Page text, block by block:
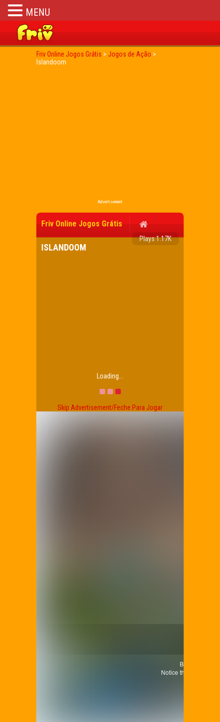
Friv Online Jogos Grátis > Jogos de Ação >
Islandoom
Advertisement
Friv Online Jogos Grátis
Plays 1.17K
ISLANDOOM
Loading...
Skip Advertisement/Feche Para Jogar
MENU